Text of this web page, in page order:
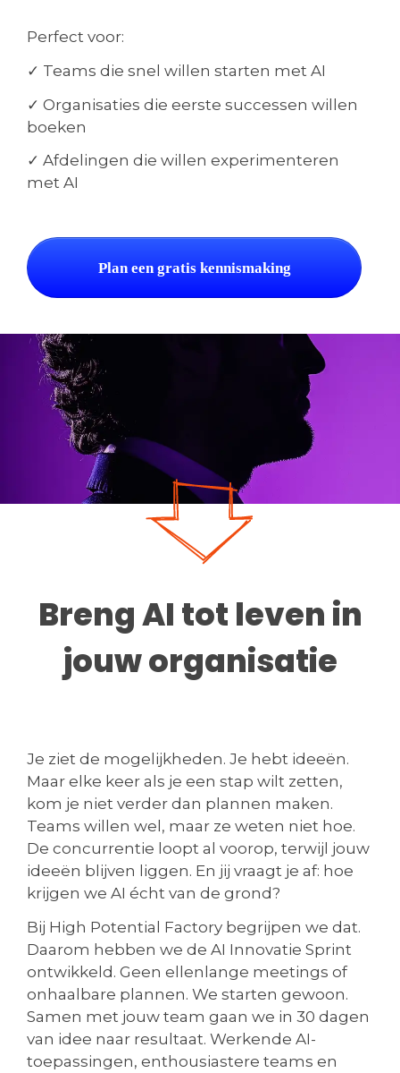
AIware scan
AI Roadmap
AI INTERN BEGELEIDEN
SHOP
Perfect voor:
✓ Teams die snel willen starten met AI
✓ Organisaties die eerste successen willen
boeken
✓ Afdelingen die willen experimenteren
met AI
Plan een gratis kennismaking
Breng AI tot leven in
jouw organisatie
Je ziet de mogelijkheden. Je hebt ideeën.
Maar elke keer als je een stap wilt zetten,
kom je niet verder dan plannen maken.
Teams willen wel, maar ze weten niet hoe.
De concurrentie loopt al voorop, terwijl jouw
ideeën blijven liggen. En jij vraagt je af: hoe
krijgen we AI écht van de grond?
Bij High Potential Factory begrijpen we dat.
Daarom hebben we de AI Innovatie Sprint
ontwikkeld. Geen ellenlange meetings of
onhaalbare plannen. We starten gewoon.
Samen met jouw team gaan we in 30 dagen
van idee naar resultaat. Werkende AI-
toepassingen, enthousiastere teams en